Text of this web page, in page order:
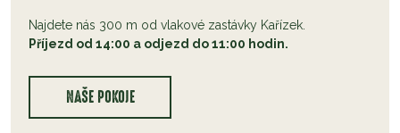
Najdete nás 300 m od vlakové zastávky Kařízek.
Příjezd od 14:00 a odjezd do 11:00 hodin.
NAŠE POKOJE